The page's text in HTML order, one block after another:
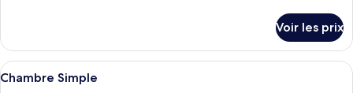
chambre :
Chambre,
2
le
type
de
Voir les prix
Afficher
toutes
Une chambre d’hôtel avec un lit, un
5
Chambre Simple